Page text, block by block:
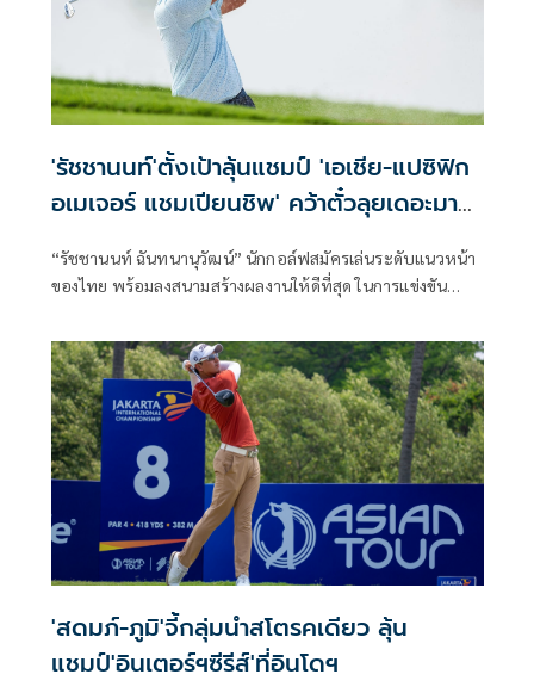
'รัชชานนท์'ตั้งเป้าลุ้นแชมป์ 'เอเชีย-แปซิฟิก
อเมเจอร์ แชมเปียนชิพ' คว้าตั๋วลุยเดอะมาส
“รัชชานนท์ ฉันทนานุวัฒน์” นักกอล์ฟสมัครเล่นระดับแนวหน้า
ของไทย พร้อมลงสนามสร้างผลงานให้ดีที่สุด ในการแข่งขัน
Championship) ที่ประเทศสหรัฐอาหรับเอมิเรตส์ (ยูเออี)
สัปดาห์นี้ เพื่อคว้าสิทธิ์เข้าร่วมศึกเมเจอร์ “เดอะ มาสเตอร์ส”
และ “ดิ โอเพ่น” ในปีหน้า
'สดมภ์-ภูมิ'จี้กลุ่มนำสโตรคเดียว ลุ้น
แชมป์'อินเตอร์ฯซีรีส์'ที่อินโดฯ